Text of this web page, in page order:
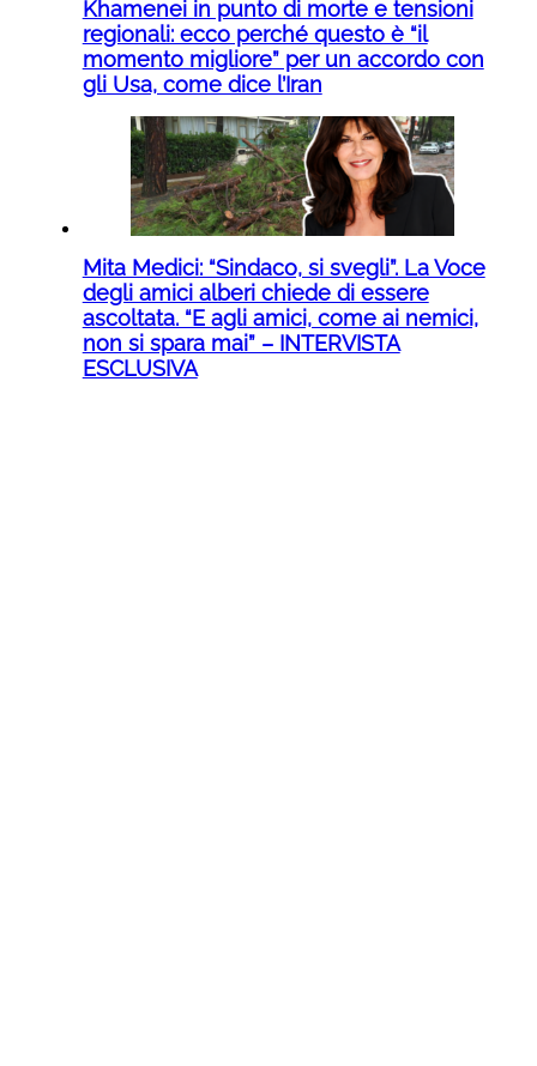
Khamenei in punto di morte e tensioni
regionali: ecco perché questo è “il
momento migliore” per un accordo con
gli Usa, come dice l’Iran
Mita Medici: “Sindaco, si svegli”. La Voce
degli amici alberi chiede di essere
ascoltata. “E agli amici, come ai nemici,
non si spara mai” – INTERVISTA
ESCLUSIVA